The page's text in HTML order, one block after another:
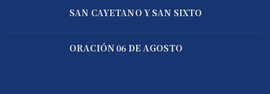
SAN CAYETANO Y SAN SIXTO
ORACIÓN 06 DE AGOSTO